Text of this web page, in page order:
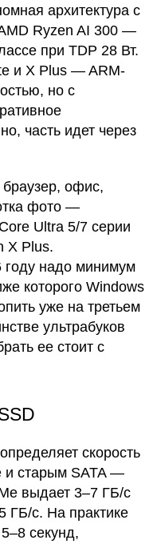
архитектура с
Ryzen AI 300 —
при TDP 28 Вт.
и X Plus — ARM-
но с
часть идет через
офис,
фото —
Ultra 5/7 серии
X Plus.
году надо минимум
которого Windows
уже на третьем
ультрабуков
ее стоит с
скорость
и старым SATA —
выдает 3–7 ГБ/с
ГБ/с. На практике
секунд,